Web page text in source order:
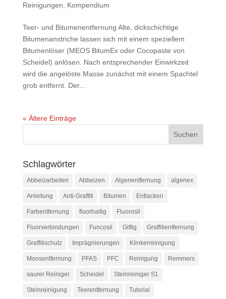
Reinigungen
Kompendium
Teer- und Bitumenentfernung Alte, dickschichtige
Bitumenanstriche lassen sich mit einem speziellem
Bitumenlöser (MEOS BitumEx oder Cocopaste von
Scheidel) anlösen. Nach entsprechender Einwirkzeit
wird die angelöste Masse zunächst mit einem Spachtel
grob entfernt. Der...
« Ältere Einträge
Schlagwörter
Abbeizarbeiten Abbeizen Algenentfernung algenex
Anleitung Anti-Graffiti Bitumen Entlacken
Farbentfernung fluorhaltig Fluorosil
Fluorverbindungen Funcosil Giftig Graffitientfernung
Graffitischutz Imprägnierungen Klinkerreinigung
Moosentfernung PFAS PFC Reinigung Remmers
saurer Reiniger Scheidel Steinreiniger S1
Steinreinigung Teerentfernung Tutorial